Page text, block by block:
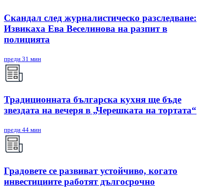
Скандал след журналистическо разследване:
Извикаха Ева Веселинова на разпит в
полицията
преди 31 мин
Традиционната българска кухня ще бъде
звездата на вечеря в „Черешката на тортата“
преди 44 мин
Градовете се развиват устойчиво, когато
инвестициите работят дългосрочно